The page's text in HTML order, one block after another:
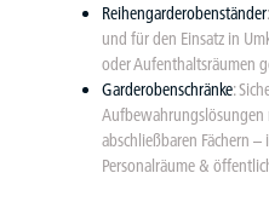
Reihengarderobenständer
und für den Einsatz in
oder Aufenthaltsräumen
Garderobenschränke:
Aufbewahrungslösungen
abschließbaren Fächern –
Personalräume &